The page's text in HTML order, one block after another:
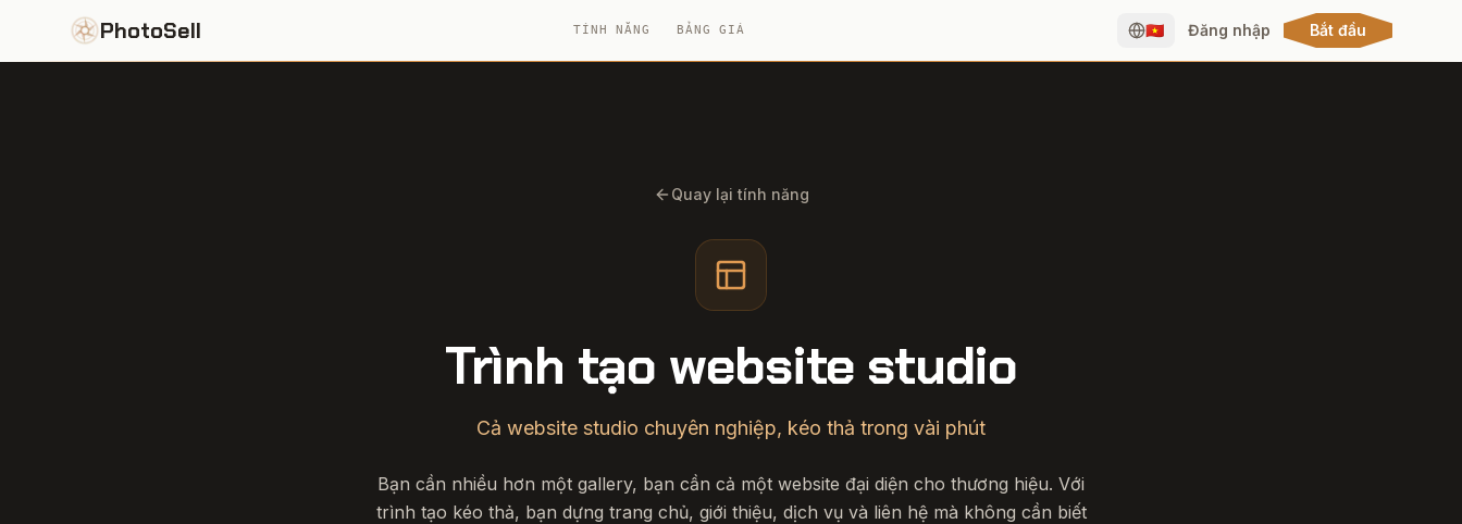
PhotoSell TÍNH NĂNG BẢNG GIÁ 🇻🇳 Đăng nhập Bắt đầu
Quay lại tính năng
Trình tạo website studio
Cả website studio chuyên nghiệp, kéo thả trong vài phút
Bạn cần nhiều hơn một gallery, bạn cần cả một website đại diện cho thương hiệu. Với
trình tạo kéo thả, bạn dựng trang chủ, giới thiệu, dịch vụ và liên hệ mà không cần biết